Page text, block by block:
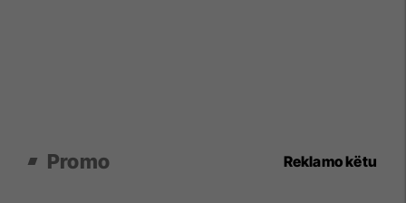
Promo Reklamo këtu